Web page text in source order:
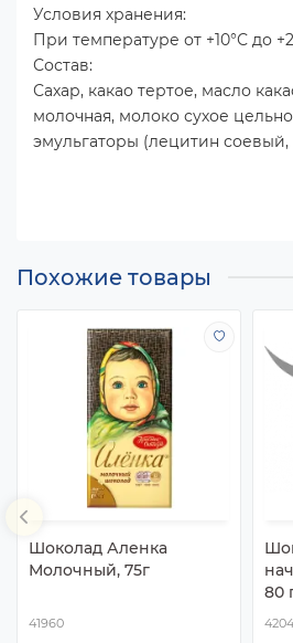
Условия хранения:
При температуре от +10°С до
Состав:
Сахар, какао тертое, масло
молочная, молоко сухое
эмульгаторы (лецитин соевый,
Похожие товары
Шоколад Аленка
Молочный, 75г
41960
80